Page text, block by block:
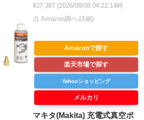
¥27,387 (2026/08/08 04:22:14時
点 Amazon調べ-詳細)
Amazonで探す
楽天市場で探す
Yahooショッピング
メルカリ
マキタ(Makita) 充電式真空ポ